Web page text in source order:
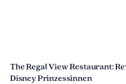
The Regal View Restaurant:
Disney Prinzessinnen